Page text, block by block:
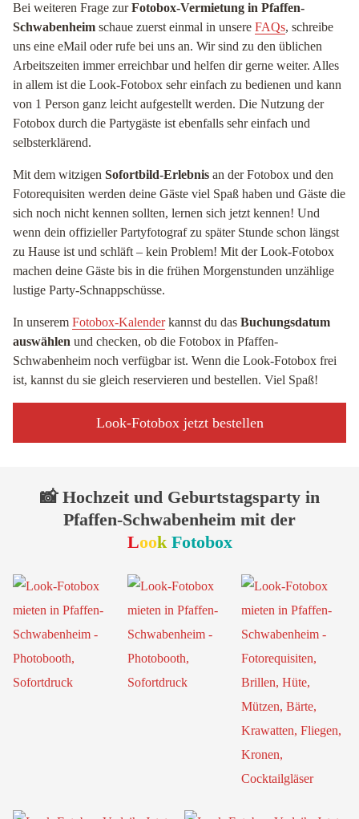
Bei weiteren Frage zurFotobox-Vermietung in Pfaffen-
Schwabenheim schaue zuerst einmal in unsere FAQs, schreibe
uns eine eMail oder rufe bei uns an. Wir sind zu den üblichen
Arbeitszeiten immer erreichbar und helfen dir gerne weiter. Alles
in allem ist die Look-Fotobox sehr einfach zu bedienen und kann
von 1 Person ganz leicht aufgestellt werden. Die Nutzung der
Fotobox durch die Partygäste ist ebenfalls sehr einfach und
selbsterklärend.
Mit dem witzigen Sofortbild-Erlebnis an der Fotobox und den
Fotorequisiten werden deine Gäste viel Spaß haben und Gäste die
sich noch nicht kennen sollten, lernen sich jetzt kennen! Und
wenn dein offizieller Partyfotograf zu später Stunde schon längst
zu Hause ist und schläft – kein Problem! Mit der Look-Fotobox
machen deine Gäste bis in die frühen Morgenstunden unzählige
lustige Party-Schnappschüsse.
In unserem Fotobox-Kalenderkannst du das Buchungsdatum
auswählen und checken, ob die Fotobox in Pfaffen-
Schwabenheim noch verfügbar ist. Wenn die Look-Fotobox frei
ist, kannst du sie gleich reservieren und bestellen. Viel Spaß!
Look-Fotobox jetzt bestellen
📸 Hochzeit und Geburtstagsparty in
Pfaffen-Schwabenheim mit der
Look Fotobox